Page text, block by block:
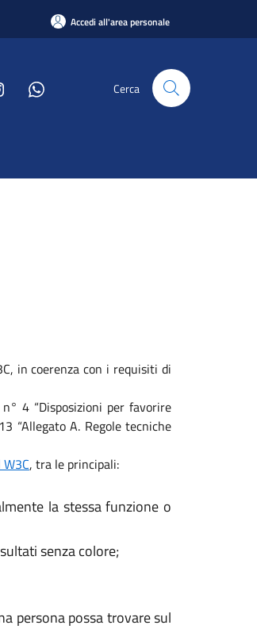
Accedi all'area personale
Cerca
in coerenza con i requisiti di
4 “Disposizioni per favorire
“Allegato A. Regole tecniche
, tra le principali:
la stessa funzione o
senza colore;
persona possa trovare sul